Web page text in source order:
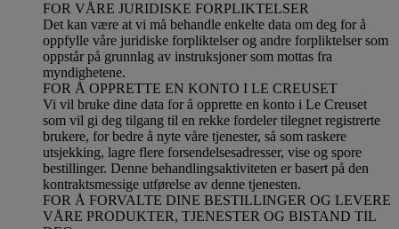
FOR VÅRE JURIDISKE FORPLIKTELSER
Det kan være at vi må behandle enkelte data om deg for å
oppfylle våre juridiske forpliktelser og andre forpliktelser som
oppstår på grunnlag av instruksjoner som mottas fra
myndighetene.
FOR Å OPPRETTE EN KONTO I LE CREUSET
Vi vil bruke dine data for å opprette en konto i Le Creuset
som vil gi deg tilgang til en rekke fordeler tilegnet registrerte
brukere, for bedre å nyte våre tjenester, så som raskere
utsjekking, lagre flere forsendelsesadresser, vise og spore
bestillinger. Denne behandlingsaktiviteten er basert på den
kontraktsmessige utførelse av denne tjenesten.
FOR Å FORVALTE DINE BESTILLINGER OG LEVERE
VÅRE PRODUKTER, TJENESTER OG BISTAND TIL